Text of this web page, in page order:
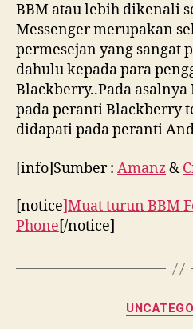
BBM atau lebih dikenali
Messenger merupakan
permesejan yang sangat
dahulu kepada para
Blackberry..Pada
pada peranti Blackberry
didapati pada peranti
[info]Sumber : Amanz&
[notice]Muat turun BBM
Phone[/notice]